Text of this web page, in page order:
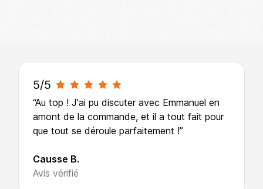
5/5
“Au top ! J'ai pu discuter avec Emmanuel en
amont de la commande, et il a tout fait pour
que tout se déroule parfaitement !”
Causse B.
Avis vérifié